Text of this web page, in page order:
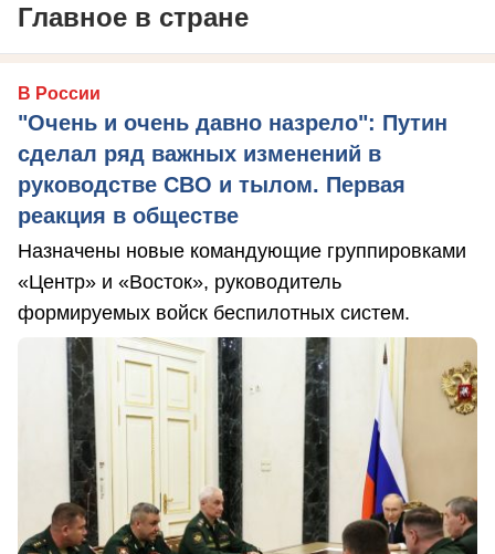
Главное в стране
В России
"Очень и очень давно назрело": Путин
сделал ряд важных изменений в
руководстве СВО и тылом. Первая
реакция в обществе
Назначены новые командующие группировками
«Центр» и «Восток», руководитель
формируемых войск беспилотных систем.